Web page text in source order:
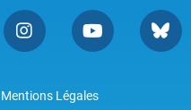
Mentions Légales